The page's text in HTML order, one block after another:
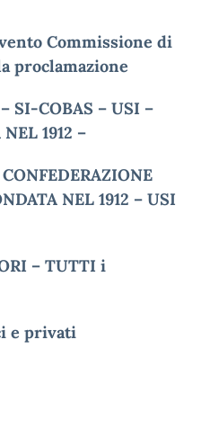
Commissione di
proclamazione
SI-COBAS – USI –
1912 –
NEL 1912 – USI
– TUTTI i
e privati